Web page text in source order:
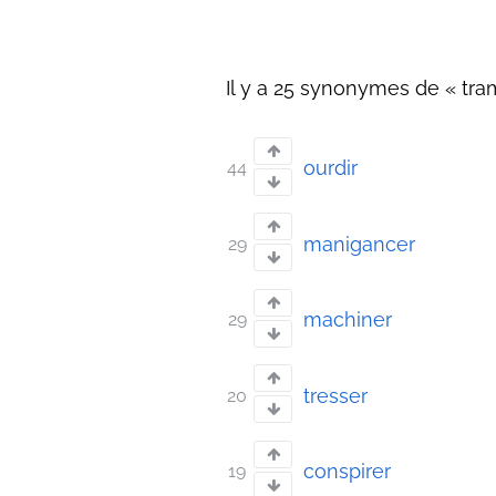
Il y a 25 synonymes de «
44 ourdir
29 manigancer
29 machiner
20 tresser
19 conspirer